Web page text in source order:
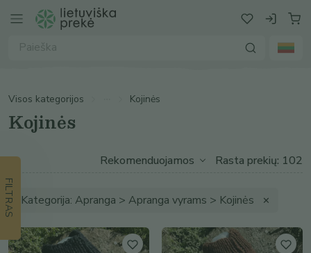
Visos kategorijos Kojinės
Kojinės
FILTRAS
Rasta prekių: 102
Kategorija: Apranga > Apranga vyrams > Kojinės ✕